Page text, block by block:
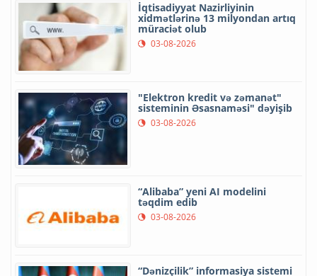
İqtisadiyyat Nazirliyinin
xidmətlərinə 13 milyondan artıq
müraciət olub
03-08-2026
"Elektron kredit və zəmanət"
sisteminin Əsasnaməsi" dəyişib
03-08-2026
“Alibaba” yeni AI modelini
təqdim edib
03-08-2026
“Dənizçilik” informasiya sistemi